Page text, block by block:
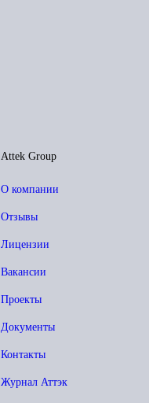
Attek Group
О компании
Отзывы
Лицензии
Вакансии
Проекты
Документы
Контакты
Журнал Аттэк